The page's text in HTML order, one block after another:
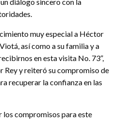
muy especial a Héctor
así como a su familia y a
en esta visita No. 73”,
Rey y reiteró su compromiso de
recuperar la confianza en las
los compromisos para este